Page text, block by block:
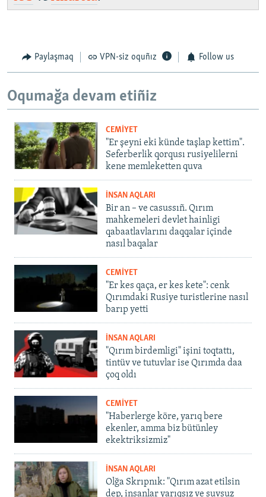
Paylaşmaq VPN-siz oquñız Follow us
Oqumağa devam etiñiz
CEMİYET
"Er şeyni eki künde taşlap kettim".
Seferberlik qorqusı rusiyelilerni
kene memleketten quva
İNSAN AQLARI
Bir an – ve casussıñ. Qırım
mahkemeleri devlet hainligi
qabaatlavlarını daqqalar içinde
nasıl baqalar
CEMİYET
"Er kes qaça, er kes kete": cenk
Qırımdaki Rusiye turistlerine nasıl
barıp yetti
İNSAN AQLARI
"Qırım birdemligi" işini toqtattı,
tintüv ve tutuvlar ise Qırımda daa
çoq oldı
CEMİYET
"Haberlerge köre, yarıq bere
ekenler, amma biz bütünley
ekektriksizmiz"
İNSAN AQLARI
Olğa Skrıpnık: "Qırım azat etilsin
dep, insanlar yarıqsız ve suvsuz